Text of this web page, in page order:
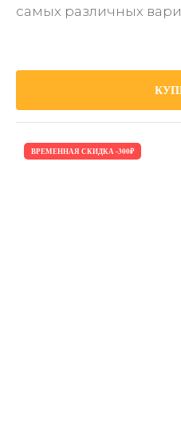
самых различных
ВРЕМЕННАЯ СКИДКА -300₽